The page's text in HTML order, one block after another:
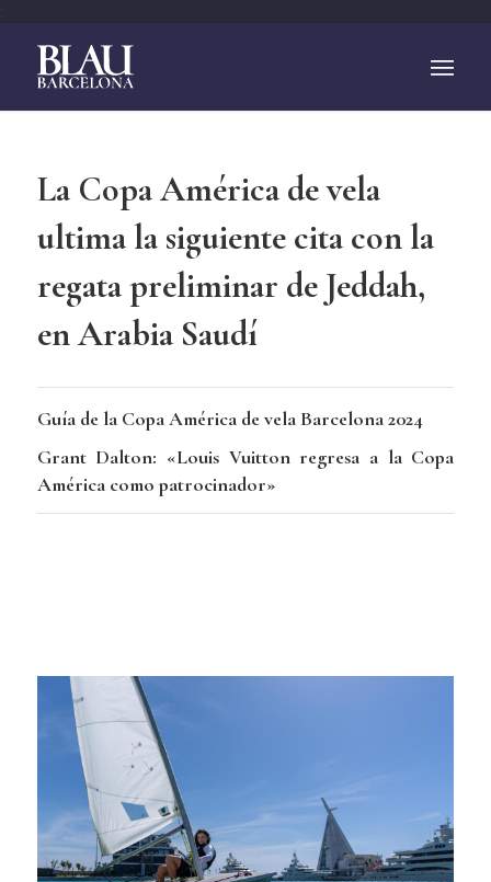
La Copa América de vela
ultima la siguiente cita con la
regata preliminar de Jeddah,
en Arabia Saudí
Guía de la Copa América de vela Barcelona 2024
Grant Dalton: «Louis Vuitton regresa a la Copa
América como patrocinador»